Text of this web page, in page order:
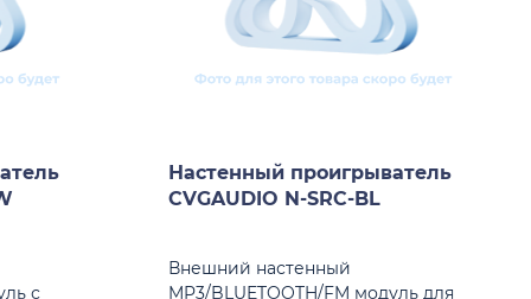
с
Настенный проигрыватель
CVGAUDIO N-SRC-BL
Внешний настенный
MP3/BLUETOOTH/FM модуль для